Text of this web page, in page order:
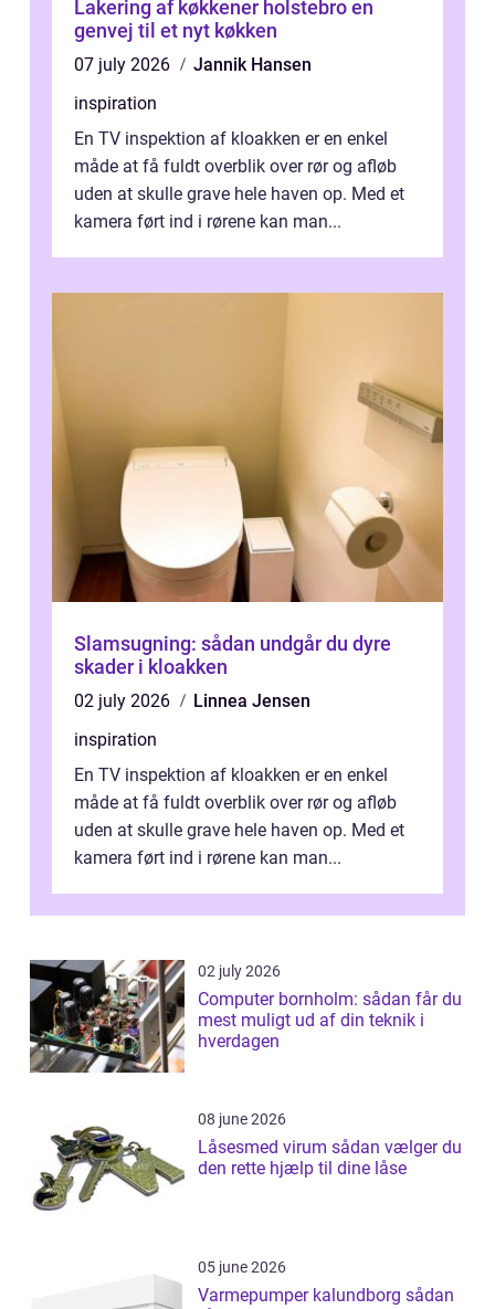
Lakering af køkkener holstebro en
genvej til et nyt køkken
07 july 2026
Jannik Hansen
inspiration
En TV inspektion af kloakken er en enkel
måde at få fuldt overblik over rør og afløb
uden at skulle grave hele haven op. Med et
kamera ført ind i rørene kan man...
Slamsugning: sådan undgår du dyre
skader i kloakken
02 july 2026
Linnea Jensen
inspiration
En TV inspektion af kloakken er en enkel
måde at få fuldt overblik over rør og afløb
uden at skulle grave hele haven op. Med et
kamera ført ind i rørene kan man...
02 july 2026
Computer bornholm: sådan får du
mest muligt ud af din teknik i
hverdagen
08 june 2026
Låsesmed virum sådan vælger du
den rette hjælp til dine låse
05 june 2026
Varmepumper kalundborg sådan